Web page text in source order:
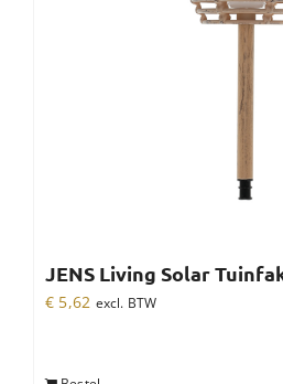
JENS Living Solar
€ 5,62 excl. BTW